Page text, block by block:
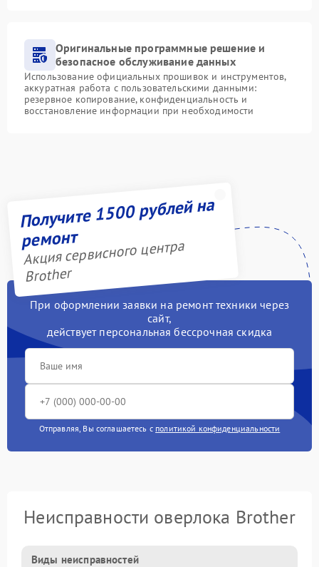
Оригинальные программные решение и
безопасное обслуживание данных
Использование официальных прошивок и инструментов,
аккуратная работа с пользовательскими данными:
резервное копирование, конфиденциальность и
восстановление информации при необходимости
Получите 1500 рублей на
ремонт
Акция сервисного центра
Brother
При оформлении заявки на ремонт техники через
сайт,
действует персональная бессрочная скидка
Отправляя, Вы соглашаетесь с политикой конфиденциальности
Неисправности оверлока Brother
Виды неисправностей